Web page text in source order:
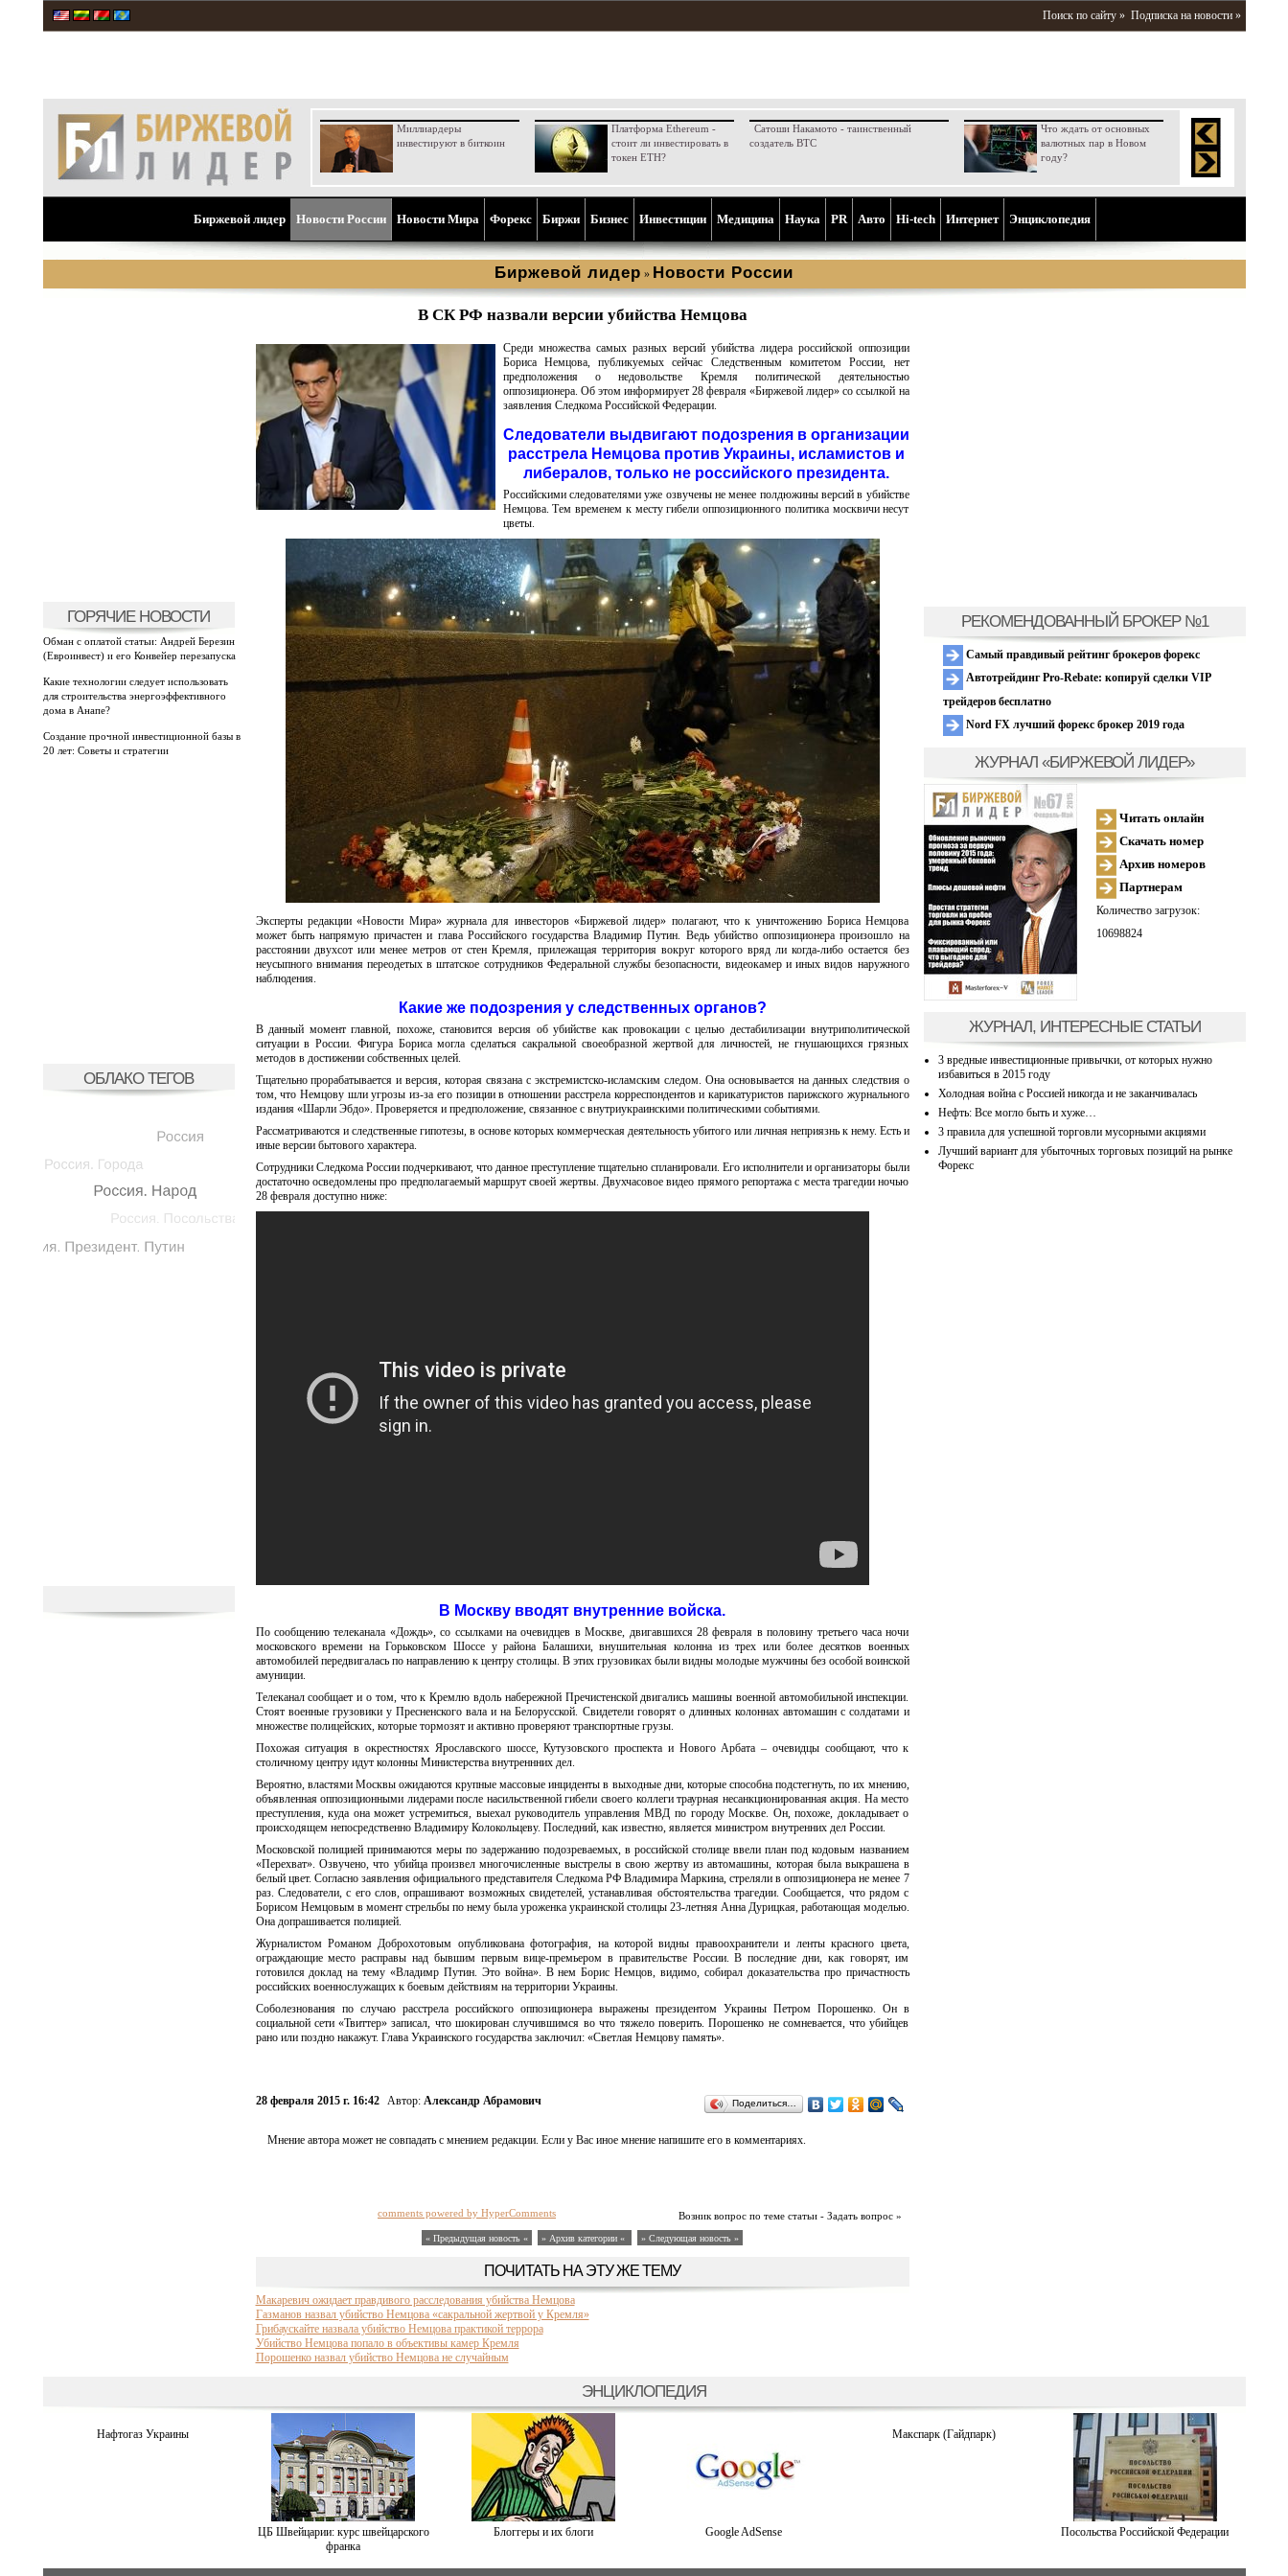
Поиск по сайту » Подписка на новости »
Миллиардеры
инвестируют в биткоин
Платформа Ethereum -
стоит ли инвестировать в
токен ETH?
Сатоши Накамото - таинственный
создатель BTC
Что ждать от основных
валютных пар в Новом
году?
Биржевой лидер Новости России Новости Мира Форекс Биржи Бизнес Инвестиции Медицина Наука PR Aвто Hi-tech Интернет Энциклопедия
Биржевой лидер » Новости России
ГОРЯЧИЕ НОВОСТИ
Обман с оплатой статьи: Андрей Березин
(Евроинвест) и его Конвейер перезапуска
Какие технологии следует использовать
для строительства энергоэффективного
дома в Анапе?
Создание прочной инвестиционной базы в
20 лет: Советы и стратегии
ОБЛАКО ТЕГОВ
В СК РФ назвали версии убийства Немцова
Среди множества самых разных версий убийства лидера российской оппозиции
Бориса Немцова, публикуемых сейчас Следственным комитетом России, нет
предположения о недовольстве Кремля политической деятельностью
оппозиционера. Об этом информирует 28 февраля «Биржевой лидер» со ссылкой на
заявления Следкома Российской Федерации.
Следователи выдвигают подозрения в организации
расстрела Немцова против Украины, исламистов и
либералов, только не российского президента.
Российскими следователями уже озвучены не менее полдюжины версий в убийстве
Немцова. Тем временем к месту гибели оппозиционного политика москвичи несут
цветы.
Эксперты редакции «Новости Мира» журнала для инвесторов «Биржевой лидер» полагают, что к уничтожению Бориса Немцова
может быть напрямую причастен и глава Российского государства Владимир Путин. Ведь убийство оппозиционера произошло на
расстоянии двухсот или менее метров от стен Кремля, прилежащая территория вокруг которого вряд ли когда-либо остается без
неусыпного внимания переодетых в штатское сотрудников Федеральной службы безопасности, видеокамер и иных видов наружного
наблюдения.
Какие же подозрения у следственных органов?
В данный момент главной, похоже, становится версия об убийстве как провокации с целью дестабилизации внутриполитической
ситуации в России. Фигура Бориса могла сделаться сакральной своеобразной жертвой для личностей, не гнушающихся грязных
методов в достижении собственных целей.
Тщательно прорабатывается и версия, которая связана с экстремистско-исламским следом. Она основывается на данных следствия о
том, что Немцову шли угрозы из-за его позиции в отношении расстрела корреспондентов и карикатуристов парижского журнального
издания «Шарли Эбдо». Проверяется и предположение, связанное с внутриукраинскими политическими событиями.
Рассматриваются и следственные гипотезы, в основе которых коммерческая деятельность убитого или личная неприязнь к нему. Есть и
иные версии бытового характера.
Сотрудники Следкома России подчеркивают, что данное преступление тщательно спланировали. Его исполнители и организаторы были
достаточно осведомлены про предполагаемый маршрут своей жертвы. Двухчасовое видео прямого репортажа с места трагедии ночью
28 февраля доступно ниже:
В Москву вводят внутренние войска.
По сообщению телеканала «Дождь», со ссылками на очевидцев в Москве, двигавшихся 28 февраля в половину третьего часа ночи
московского времени на Горьковском Шоссе у района Балашихи, внушительная колонна из трех или более десятков военных
автомобилей передвигалась по направлению к центру столицы. В этих грузовиках были видны молодые мужчины без особой воинской
амуниции.
Телеканал сообщает и о том, что к Кремлю вдоль набережной Пречистенской двигались машины военной автомобильной инспекции.
Стоят военные грузовики у Пресненского вала и на Белорусской. Свидетели говорят о длинных колоннах автомашин с солдатами и
множестве полицейских, которые тормозят и активно проверяют транспортные грузы.
Похожая ситуация в окрестностях Ярославского шоссе, Кутузовского проспекта и Нового Арбата – очевидцы сообщают, что к
столичному центру идут колонны Министерства внутреннних дел.
Вероятно, властями Москвы ожидаются крупные массовые инциденты в выходные дни, которые способна подстегнуть, по их мнению,
объявленная оппозиционными лидерами после насильственной гибели своего коллеги траурная несанкционированная акция. На место
преступления, куда она может устремиться, выехал руководитель управления МВД по городу Москве. Он, похоже, докладывает о
происходящем непосредственно Владимиру Колокольцеву. Последний, как известно, является министром внутренних дел России.
Московской полицией принимаются меры по задержанию подозреваемых, в российской столице ввели план под кодовым названием
«Перехват». Озвучено, что убийца произвел многочисленные выстрелы в свою жертву из автомашины, которая была выкрашена в
белый цвет. Согласно заявления официального представителя Следкома РФ Владимира Маркина, стреляли в оппозиционера не менее 7
раз. Следователи, с его слов, опрашивают возможных свидетелей, устанавливая обстоятельства трагедии. Сообщается, что рядом с
Борисом Немцовым в момент стрельбы по нему была уроженка украинской столицы 23-летняя Анна Дурицкая, работающая моделью.
Она допрашивается полицией.
Журналистом Романом Доброхотовым опубликована фотография, на которой видны правоохранители и ленты красного цвета,
ограждающие место расправы над бывшим первым вице-премьером в правительстве России. В последние дни, как говорят, им
готовился доклад на тему «Владимр Путин. Это война». В нем Борис Немцов, видимо, собирал доказательства про причастность
российских военнослужащих к боевым действиям на территории Украины.
Соболезнования по случаю расстрела российского оппозиционера выражены президентом Украины Петром Порошенко. Он в
социальной сети «Твиттер» записал, что шокирован случившимся во что тяжело поверить. Порошенко не сомневается, что убийцев
рано или поздно накажут. Глава Украинского государства заключил: «Светлая Немцову память».
28 февраля 2015 г. 16:42 Автор: Александр Абрамович Поделиться…
Мнение автора может не совпадать с мнением редакции. Если у Вас иное мнение напишите его в комментариях.
Возник вопрос по теме статьи - Задать вопрос »
comments powered by HyperComments
« Предыдущая новость « » Архив категории « » Следующая новость »
ПОЧИТАТЬ НА ЭТУ ЖЕ ТЕМУ
Макаревич ожидает правдивого расследования убийства Немцова
Газманов назвал убийство Немцова «сакральной жертвой у Кремля»
Грибаускайте назвала убийство Немцова практикой террора
Убийство Немцова попало в объективы камер Кремля
Порошенко назвал убийство Немцова не случайным
РЕКОМЕНДОВАННЫЙ БРОКЕР №1
Самый правдивый рейтинг брокеров форекс
Автотрейдинг Pro-Rebate: копируй сделки VIP
трейдеров бесплатно
Nord FX лучший форекс брокер 2019 года
ЖУРНАЛ «БИРЖЕВОЙ ЛИДЕР»
Читать онлайн
Скачать номер
Архив номеров
Партнерам
Количество загрузок:
10698824
ЖУРНАЛ, ИНТЕРЕСНЫЕ СТАТЬИ
3 вредные инвестиционные привычки, от которых нужно
избавиться в 2015 году
Холодная война с Россией никогда и не заканчивалась
Нефть: Все могло быть и хуже…
3 правила для успешной торговли мусорными акциями
Лучший вариант для убыточных торговых позиций на рынке
Форекс
ЭНЦИКЛОПЕДИЯ
Нафтогаз Украины
ЦБ Швейцарии: курс швейцарского
франка
Блоггеры и их блоги Google AdSense
Макспарк (Гайдпарк)
Посольства Российской Федерации